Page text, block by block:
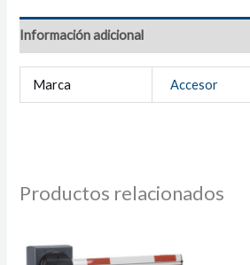
Información adicional
Marca Accesor
Productos relacionados